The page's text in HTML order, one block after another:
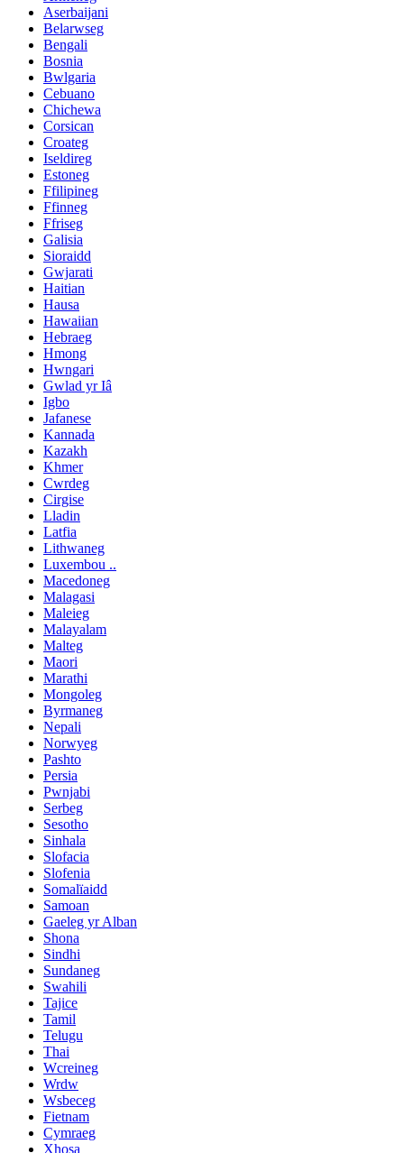
Aserbaijani
Belarwseg
Bengali
Bosnia
Bwlgaria
Cebuano
Chichewa
Corsican
Croateg
Iseldireg
Estoneg
Ffilipineg
Ffinneg
Ffriseg
Galisia
Sioraidd
Gwjarati
Haitian
Hausa
Hawaiian
Hebraeg
Hmong
Hwngari
Gwlad yr Iâ
Igbo
Jafanese
Kannada
Kazakh
Khmer
Cwrdeg
Cirgise
Lladin
Latfia
Lithwaneg
Luxembou ..
Macedoneg
Malagasi
Maleieg
Malayalam
Malteg
Maori
Marathi
Mongoleg
Byrmaneg
Nepali
Norwyeg
Pashto
Persia
Pwnjabi
Serbeg
Sesotho
Sinhala
Slofacia
Slofenia
Somalïaidd
Samoan
Gaeleg yr Alban
Shona
Sindhi
Sundaneg
Swahili
Tajice
Tamil
Telugu
Thai
Wcreineg
Wrdw
Wsbeceg
Fietnam
Cymraeg
Xhosa